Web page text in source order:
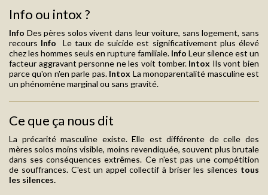
Info ou intox ?
Info Des pères solos vivent dans leur voiture, sans logement, sans
recours Info
Le taux de suicide est significativement plus élevé
chez les hommes seuls en rupture familiale. Info Leur silence est un
facteur aggravant personne ne les voit tomber. Intox Ils vont bien
parce qu'on n'en parle pas. Intox La monoparentalité masculine est
un phénomène marginal ou sans gravité.
Ce que ça nous dit
La précarité masculine existe. Elle est différente de celle des
mères solos moins visible, moins revendiquée, souvent plus brutale
dans ses conséquences extrêmes. Ce n'est pas une compétition
de souffrances. C'est un appel collectif à briser les silences tous
les silences.